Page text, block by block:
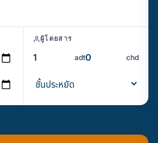
ผู้โดยสาร
adt chd